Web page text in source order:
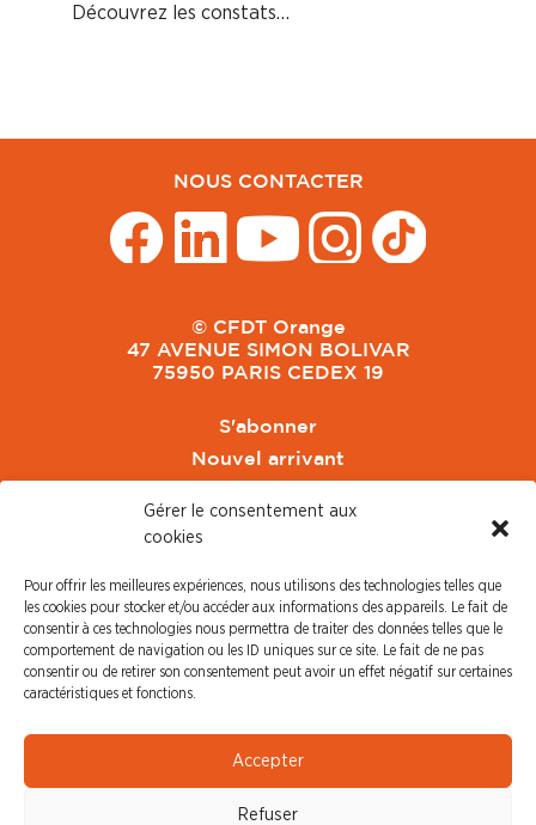
Gérer le consentement aux
cookies
Pour offrir les meilleures expériences, nous utilisons des technologies telles que
les cookies pour stocker et/ou accéder aux informations des appareils. Le fait de
consentir à ces technologies nous permettra de traiter des données telles que le
comportement de navigation ou les ID uniques sur ce site. Le fait de ne pas
consentir ou de retirer son consentement peut avoir un effet négatif sur certaines
caractéristiques et fonctions.
Accepter
Refuser
Découvrez les constats…
NOUS CONTACTER
© CFDT Orange
47 AVENUE SIMON BOLIVAR
75950 PARIS CEDEX 19
S'abonner
Nouvel arrivant
CFDT Cadres
CFDT Retraités
L'UFFA
CFDT F3C
PRESSE
Communiqué de Presse
Revue de Presse